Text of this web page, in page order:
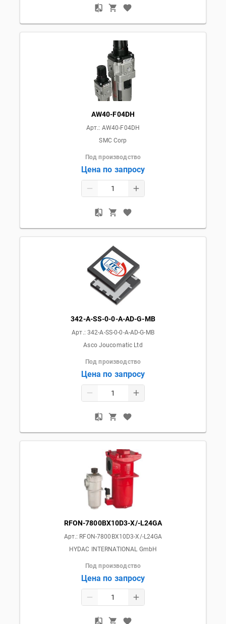
AW40-F04DH
Арт.: AW40-F04DH
SMC Corp
Под производство
Цена по запросу
342-A-SS-0-0-A-AD-G-MB
Арт.: 342-A-SS-0-0-A-AD-G-MB
Asco Joucomatic Ltd
Под производство
Цена по запросу
RFON-7800BX10D3-X/-L24GA
Арт.: RFON-7800BX10D3-X/-L24GA
HYDAC INTERNATIONAL GmbH
Под производство
Цена по запросу